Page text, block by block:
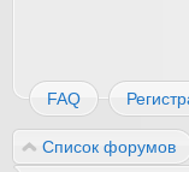
FAQ
Список форумов